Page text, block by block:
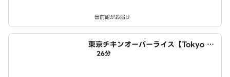
出前館がお届け
東京チキンオーバーライス【Tokyo C
hicken】 文蔵店
26分